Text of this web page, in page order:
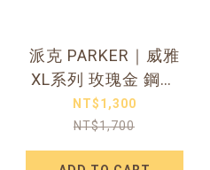
派克 PARKER｜威雅
XL系列 玫瑰金 鋼筆
（限定）
NT$1,300
NT$1,700